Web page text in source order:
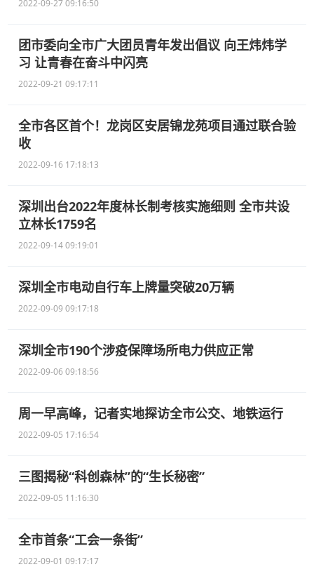
2022-09-27 09:16:50
团市委向全市广大团员青年发出倡议 向王炜炜学
习 让青春在奋斗中闪亮
2022-09-21 09:17:11
全市各区首个！龙岗区安居锦龙苑项目通过联合验
收
2022-09-16 17:18:13
深圳出台2022年度林长制考核实施细则 全市共设
立林长1759名
2022-09-14 09:19:01
深圳全市电动自行车上牌量突破20万辆
2022-09-09 09:17:18
深圳全市190个涉疫保障场所电力供应正常
2022-09-06 09:18:56
周一早高峰，记者实地探访全市公交、地铁运行
2022-09-05 17:16:54
三图揭秘“科创森林”的“生长秘密”
2022-09-05 11:16:30
全市首条“工会一条街”
2022-09-01 09:17:17